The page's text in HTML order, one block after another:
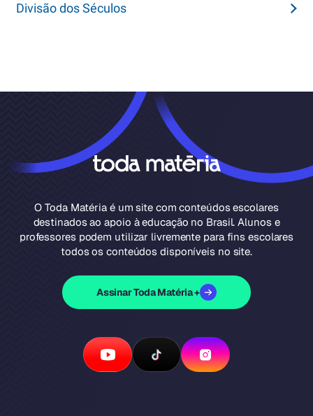
Divisão dos Séculos
O Toda Matéria é um site com conteúdos escolares
destinados ao apoio à educação no Brasil. Alunos e
professores podem utilizar livremente para fins escolares
todos os conteúdos disponíveis no site.
Assinar Toda Matéria +